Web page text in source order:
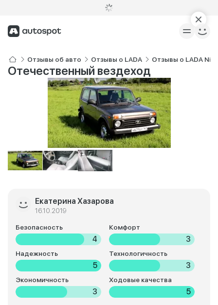
Отзывы об авто Отзывы о LADA Отзывы о LADA
Отечественный вездеход
Екатерина Хазарова
16.10.2019
Безопасность
4
Комфорт
3
Надежность
5
Технологичность
3
Экономичность
3
Ходовые качества
5